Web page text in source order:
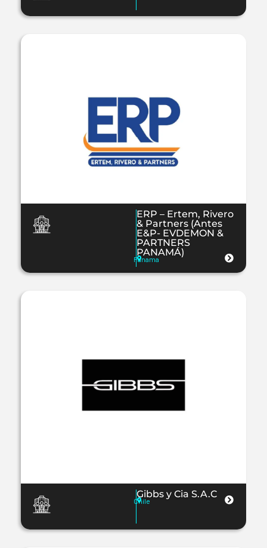
ERP – Ertem, Rivero
& Partners (Antes
E&P- EVDEMON &
PARTNERS
PANAMÁ)
Panama
Gibbs y Cia S.A.C
Chile